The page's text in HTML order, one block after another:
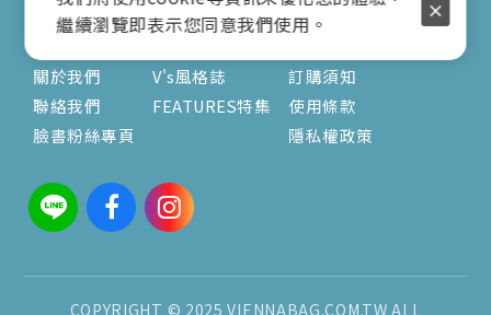
關於
關於我們
聯絡我們
臉書粉絲專頁
文章
V's風格誌
FEATURES特集
服務
訂購須知
使用條款
隱私權政策
COPYRIGHT © 2025 VIENNABAG.COM.TW ALL
繼續瀏覽即表示您同意我們使用。